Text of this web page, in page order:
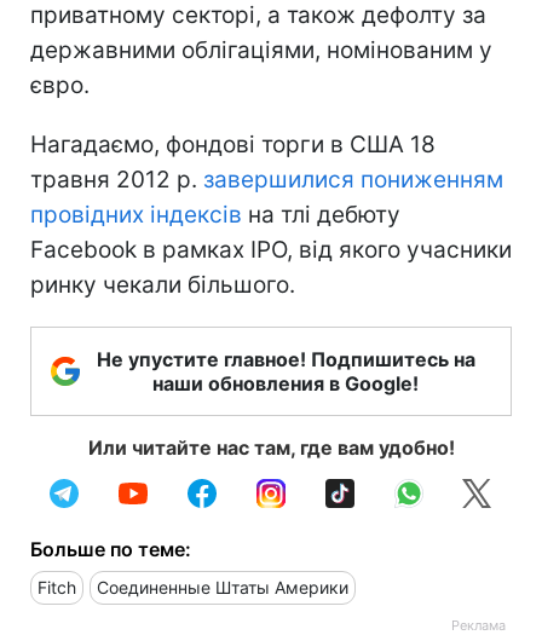
приватному секторі, а також дефолту за
державними облігаціями, номінованим у
євро.
Нагадаємо, фондові торги в США 18
травня 2012 р. завершилися пониженням
провідних індексів на тлі дебюту
Facebook в рамках IPO, від якого учасники
ринку чекали більшого.
Не упустите главное! Подпишитесь на
наши обновления в Google!
Или читайте нас там, где вам удобно!
Больше по теме:
Fitch Соединенные Штаты Америки